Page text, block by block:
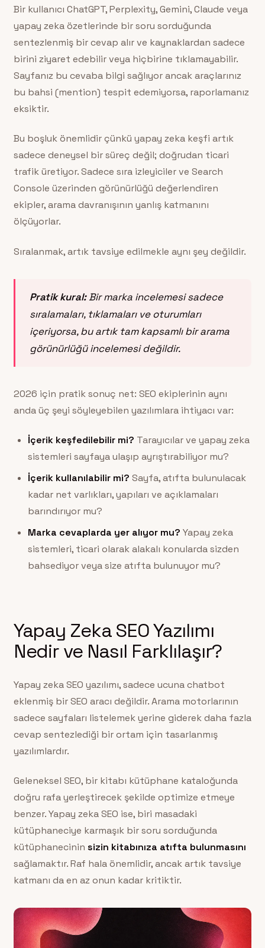
Bir kullanıcı ChatGPT, Perplexity, Gemini, Claude veya
yapay zeka özetlerinde bir soru sorduğunda
sentezlenmiş bir cevap alır ve kaynaklardan sadece
birini ziyaret edebilir veya hiçbirine tıklamayabilir.
Sayfanız bu cevaba bilgi sağlıyor ancak araçlarınız
bu bahsi (mention) tespit edemiyorsa, raporlamanız
eksiktir.
Bu boşluk önemlidir çünkü yapay zeka keşfi artık
sadece deneysel bir süreç değil; doğrudan ticari
trafik üretiyor. Sadece sıra izleyiciler ve Search
Console üzerinden görünürlüğü değerlendiren
ekipler, arama davranışının yanlış katmanını
ölçüyorlar.
Sıralanmak, artık tavsiye edilmekle aynı şey değildir.
Pratik kural:Bir marka incelemesi sadece
sıralamaları, tıklamaları ve oturumları
içeriyorsa, bu artık tam kapsamlı bir arama
görünürlüğü incelemesi değildir.
2026 için pratik sonuç net: SEO ekiplerinin aynı
anda üç şeyi söyleyebilen yazılımlara ihtiyacı var:
İçerik keşfedilebilir mi? Tarayıcılar ve yapay zeka
sistemleri sayfaya ulaşıp ayrıştırabiliyor mu?
İçerik kullanılabilir mi? Sayfa, atıfta bulunulacak
kadar net varlıkları, yapıları ve açıklamaları
barındırıyor mu?
Marka cevaplarda yer alıyor mu? Yapay zeka
sistemleri, ticari olarak alakalı konularda sizden
bahsediyor veya size atıfta bulunuyor mu?
Yapay Zeka SEO Yazılımı
Nedir ve Nasıl Farklılaşır?
Yapay zeka SEO yazılımı, sadece ucuna chatbot
eklenmiş bir SEO aracı değildir. Arama motorlarının
sadece sayfaları listelemek yerine giderek daha fazla
cevap sentezlediği bir ortam için tasarlanmış
yazılımlardır.
Geleneksel SEO, bir kitabı kütüphane kataloğunda
doğru rafa yerleştirecek şekilde optimize etmeye
benzer. Yapay zeka SEO ise, biri masadaki
kütüphaneciye karmaşık bir soru sorduğunda
kütüphanecinin sizin kitabınıza atıfta bulunmasını
sağlamaktır. Raf hala önemlidir, ancak artık tavsiye
katmanı da en az onun kadar kritiktir.